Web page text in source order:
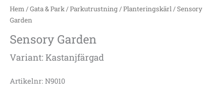
Hem/Gata & Park/Parkutrustning/Planteringskärl/ Sensory
Garden
Sensory Garden
Variant: Kastanjfärgad
Artikelnr: N9010